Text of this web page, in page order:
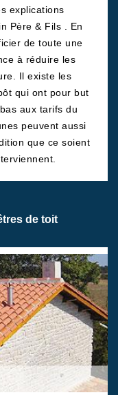
explications
Père & Fils . En
de toute une
à réduire les
Il existe les
qui ont pour but
aux tarifs du
peuvent aussi
que ce soient
de toit